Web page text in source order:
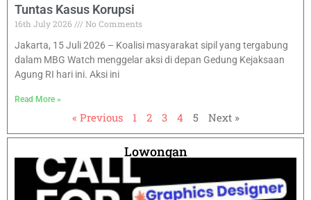
Tuntas Kasus Korupsi
16th July 2026
No Comments
Jakarta, 15 Juli 2026 – Koalisi masyarakat sipil yang tergabung
dalam MBG Watch menggelar aksi di depan Gedung Kejaksaan
Agung RI hari ini. Aksi ini
Read More »
« Previous 1 2 3 4 5 Next »
Lowongan